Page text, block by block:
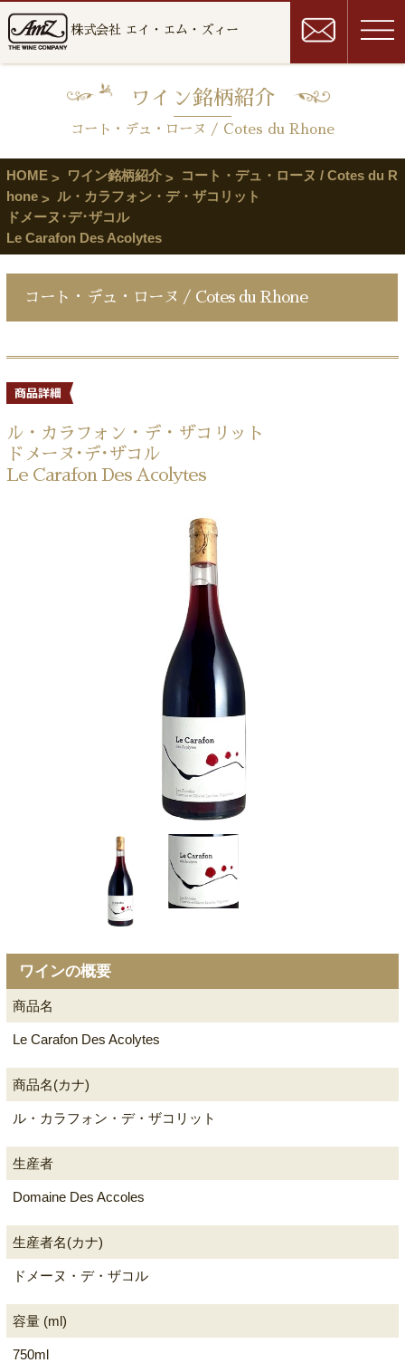
株式会社 エイ・エム・ズィー
ワイン銘柄紹介
コート・デュ・ローヌ / Cotes du Rhone
HOME ワイン銘柄紹介
コート・デュ・ローヌ / Cotes du R
hone
ル・カラフォン・デ・ザコリット
ドメーヌ･デ･ザコル
Le Carafon Des Acolytes
コート・デュ・ローヌ / Cotes du Rhone
ル・カラフォン・デ・ザコリット
ドメーヌ･デ･ザコル
Le Carafon Des Acolytes
ワインの概要
商品名
Le Carafon Des Acolytes
商品名(カナ)
ル・カラフォン・デ・ザコリット
生産者
Domaine Des Accoles
生産者名(カナ)
ドメーヌ・デ・ザコル
容量 (ml)
750ml